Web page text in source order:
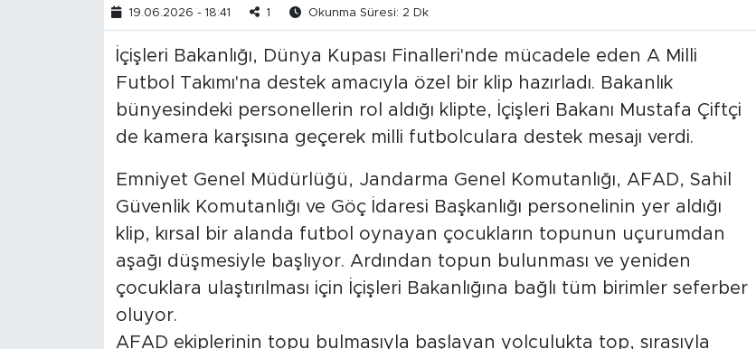
19.06.2026 - 18:41 1 Okunma Süresi: 2 Dk
İçişleri Bakanlığı, Dünya Kupası Finalleri'nde mücadele eden A Milli
Futbol Takımı'na destek amacıyla özel bir klip hazırladı. Bakanlık
bünyesindeki personellerin rol aldığı klipte, İçişleri Bakanı Mustafa Çiftçi
de kamera karşısına geçerek milli futbolculara destek mesajı verdi.
Emniyet Genel Müdürlüğü, Jandarma Genel Komutanlığı, AFAD, Sahil
Güvenlik Komutanlığı ve Göç İdaresi Başkanlığı personelinin yer aldığı
klip, kırsal bir alanda futbol oynayan çocukların topunun uçurumdan
aşağı düşmesiyle başlıyor. Ardından topun bulunması ve yeniden
çocuklara ulaştırılması için İçişleri Bakanlığına bağlı tüm birimler seferber
oluyor.
AFAD ekiplerinin topu bulmasıyla başlayan yolculukta top, sırasıyla